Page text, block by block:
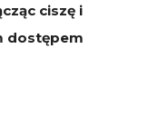
ciszę i
dostępem